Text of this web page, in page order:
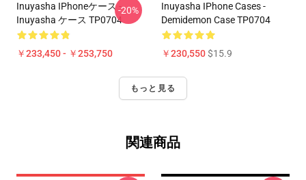
Inuyasha IPhoneケース -
Inuyasha ケース TP0704
￥233,450 - ￥253,750
-20%
Inuyasha IPhone Cases -
Demidemon Case TP0704
￥230,550$15.9
もっと見る
関連商品